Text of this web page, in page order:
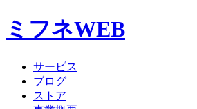
ミフネWEB
サービス
ブログ
ストア